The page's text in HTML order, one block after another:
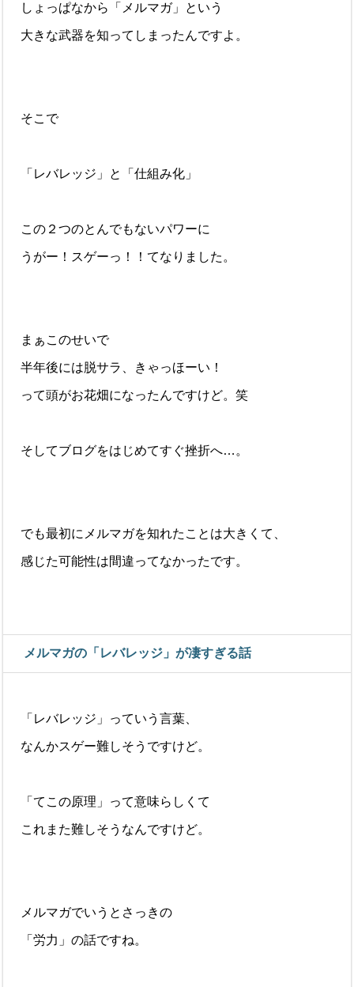
しょっぱなから「メルマガ」という
大きな武器を知ってしまったんですよ。
そこで
「レバレッジ」と「仕組み化」
この２つのとんでもないパワーに
うがー！スゲーっ！！てなりました。
まぁこのせいで
半年後には脱サラ、きゃっほーい！
って頭がお花畑になったんですけど。笑
そしてブログをはじめてすぐ挫折へ…。
でも最初にメルマガを知れたことは大きくて、
感じた可能性は間違ってなかったです。
メルマガの「レバレッジ」が凄すぎる話
「レバレッジ」っていう言葉、
なんかスゲー難しそうですけど。
「てこの原理」って意味らしくて
これまた難しそうなんですけど。
メルマガでいうとさっきの
「労力」の話ですね。